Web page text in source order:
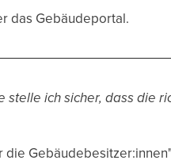
das Gebäudeportal.
ich sicher, dass die